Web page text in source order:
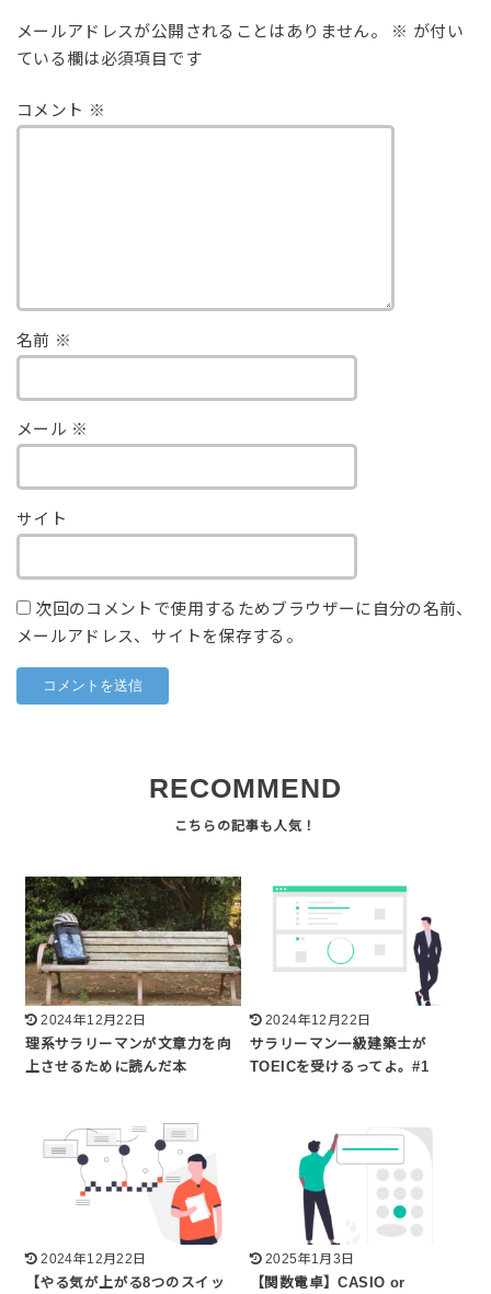
メールアドレスが公開されることはありません。 ※ が付い
ている欄は必須項目です
コメント ※
名前 ※
メール ※
サイト
次回のコメントで使用するためブラウザーに自分の名前、
メールアドレス、サイトを保存する。
RECOMMEND
2024年12月22日
理系サラリーマンが文章力を向
上させるために読んだ本
2024年12月22日
サラリーマン一級建築士が
TOEICを受けるってよ。#1
2024年12月22日
【やる気が上がる8つのスイッ
2025年1月3日
【関数電卓】CASIO or